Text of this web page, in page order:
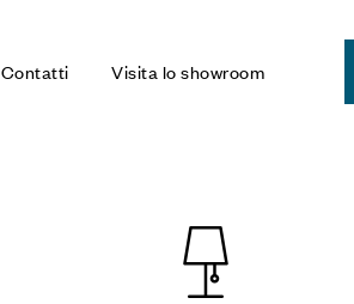
Contatti Visita lo showroom